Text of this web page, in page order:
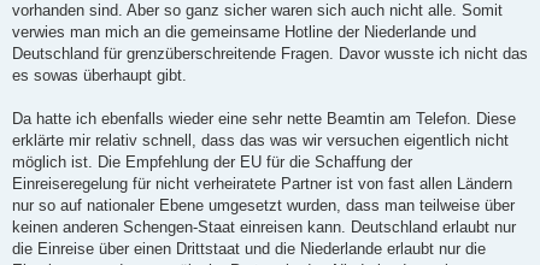
vorhanden sind. Aber so ganz sicher waren sich auch nicht alle. Somit
verwies man mich an die gemeinsame Hotline der Niederlande und
Deutschland für grenzüberschreitende Fragen. Davor wusste ich nicht das
es sowas überhaupt gibt.
Da hatte ich ebenfalls wieder eine sehr nette Beamtin am Telefon. Diese
erklärte mir relativ schnell, dass das was wir versuchen eigentlich nicht
möglich ist. Die Empfehlung der EU für die Schaffung der
Einreiseregelung für nicht verheiratete Partner ist von fast allen Ländern
nur so auf nationaler Ebene umgesetzt wurden, dass man teilweise über
keinen anderen Schengen-Staat einreisen kann. Deutschland erlaubt nur
die Einreise über einen Drittstaat und die Niederlande erlaubt nur die